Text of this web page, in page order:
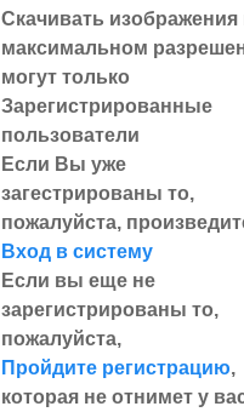
Скачивать изображения
максимальном
могут только
Зарегистрированные
пользователи
Если Вы уже
загестрированы то,
пожалуйста,
Вход в систему
Если вы еще не
зарегистрированы то,
пожалуйста,
Пройдите регистрацию,
которая не отнимет у